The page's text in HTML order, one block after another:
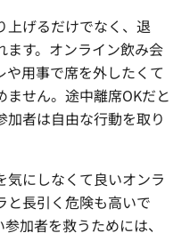
上げるだけでなく、退
ます。オンライン飲み会
用事で席を外したくて
ません。途中離席OKだと
者は自由な行動を取り
気にしなくて良いオンラ
と長引く危険も高いで
加者を救うためには、